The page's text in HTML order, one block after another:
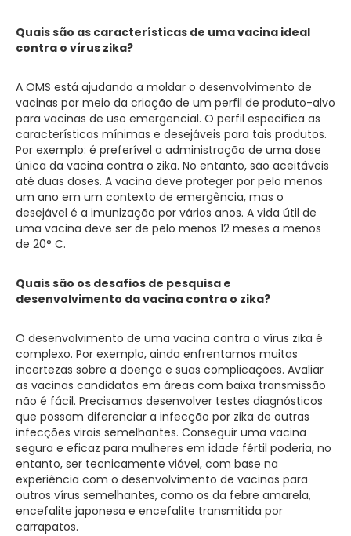
Quais são as características de uma vacina ideal
contra o vírus zika?
A OMS está ajudando a moldar o desenvolvimento de
vacinas por meio da criação de um perfil de produto-alvo
para vacinas de uso emergencial. O perfil especifica as
características mínimas e desejáveis para tais produtos.
Por exemplo: é preferível a administração de uma dose
única da vacina contra o zika. No entanto, são aceitáveis
até duas doses. A vacina deve proteger por pelo menos
um ano em um contexto de emergência, mas o
desejável é a imunização por vários anos. A vida útil de
uma vacina deve ser de pelo menos 12 meses a menos
de 20° C.
Quais são os desafios de pesquisa e
desenvolvimento da vacina contra o zika?
O desenvolvimento de uma vacina contra o vírus zika é
complexo. Por exemplo, ainda enfrentamos muitas
incertezas sobre a doença e suas complicações. Avaliar
as vacinas candidatas em áreas com baixa transmissão
não é fácil. Precisamos desenvolver testes diagnósticos
que possam diferenciar a infecção por zika de outras
infecções virais semelhantes. Conseguir uma vacina
segura e eficaz para mulheres em idade fértil poderia, no
entanto, ser tecnicamente viável, com base na
experiência com o desenvolvimento de vacinas para
outros vírus semelhantes, como os da febre amarela,
encefalite japonesa e encefalite transmitida por
carrapatos.